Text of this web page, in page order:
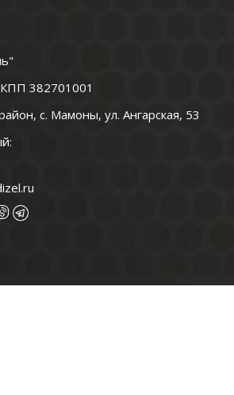
382701001
с. Мамоны, ул. Ангарская, 53